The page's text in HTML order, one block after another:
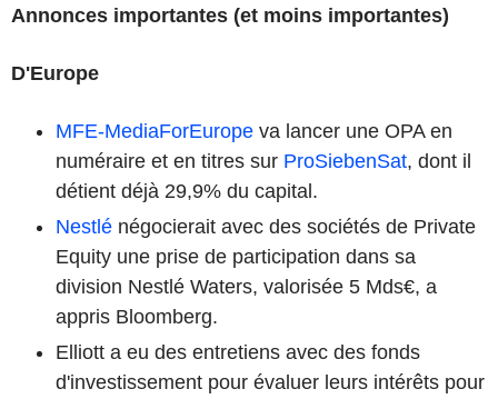
Annonces importantes (et moins importantes)
D'Europe
MFE-MediaForEurope va lancer une OPA en
numéraire et en titres sur ProSiebenSat, dont il
détient déjà 29,9% du capital.
Nestlé négocierait avec des sociétés de Private
Equity une prise de participation dans sa
division Nestlé Waters, valorisée 5 Mds€, a
appris Bloomberg.
Elliott a eu des entretiens avec des fonds
d'investissement pour évaluer leurs intérêts pour